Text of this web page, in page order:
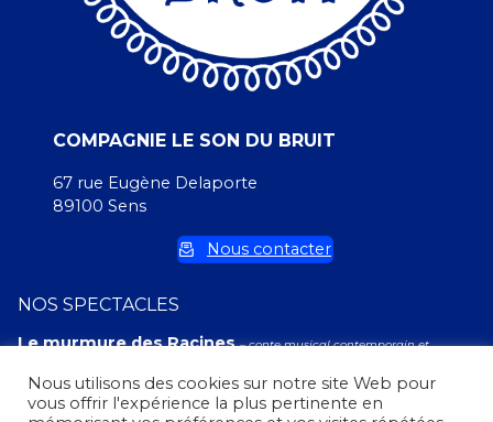
COMPAGNIE LE SON DU BRUIT
67 rue Eugène Delaporte
89100 Sens
Nous contacter
NOS SPECTACLES
Le murmure des Racines– conte musical contemporain et
Tierra Urbana – histoire entre musique et danse
Nous utilisons des cookies sur notre site Web pour
vous offrir l'expérience la plus pertinente en